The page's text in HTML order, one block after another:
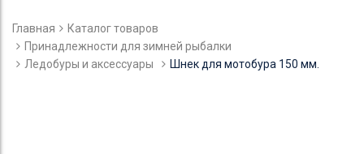
Главная
Каталог товаров
Принадлежности для зимней рыбалки
Ледобуры и аксессуары
Шнек для мотобура 150 мм.